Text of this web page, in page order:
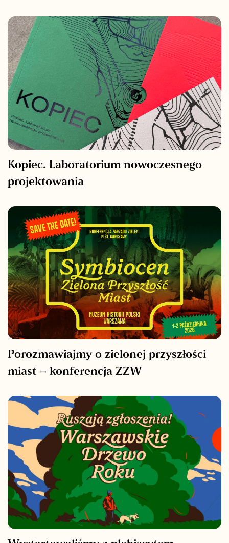
Kopiec. Laboratorium nowoczesnego
projektowania
Porozmawiajmy o zielonej przyszłości
miast – konferencja ZZW